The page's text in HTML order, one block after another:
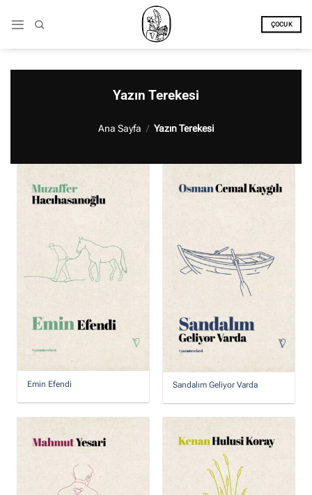
atla
ÇOCUK
Yazın Terekesi
Ana Sayfa / Yazın Terekesi
Emin Efendi Sandalım Geliyor Varda